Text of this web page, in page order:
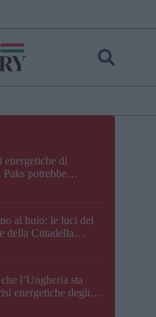
energetiche di
Paks potrebbe
al buio: le luci del
della Cittadella
l’Ungheria sta
energetiche degli